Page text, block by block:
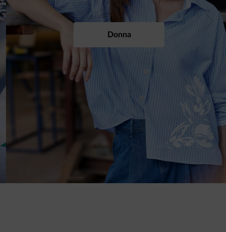
Previous
Donna